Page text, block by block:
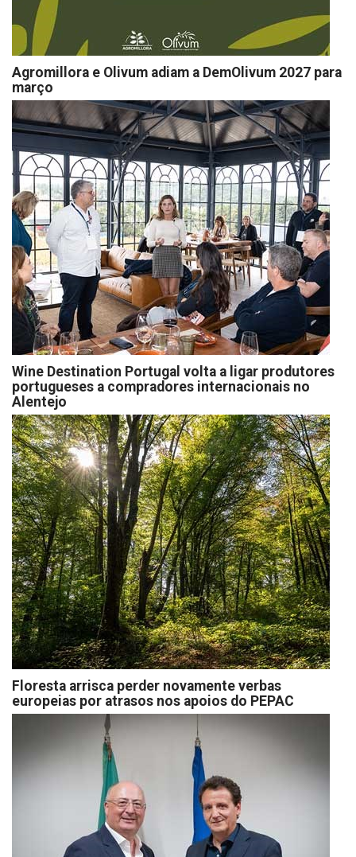
Agromillora e Olivum adiam a DemOlivum 2027 para
março
Wine Destination Portugal volta a ligar produtores
portugueses a compradores internacionais no
Alentejo
Floresta arrisca perder novamente verbas
europeias por atrasos nos apoios do PEPAC